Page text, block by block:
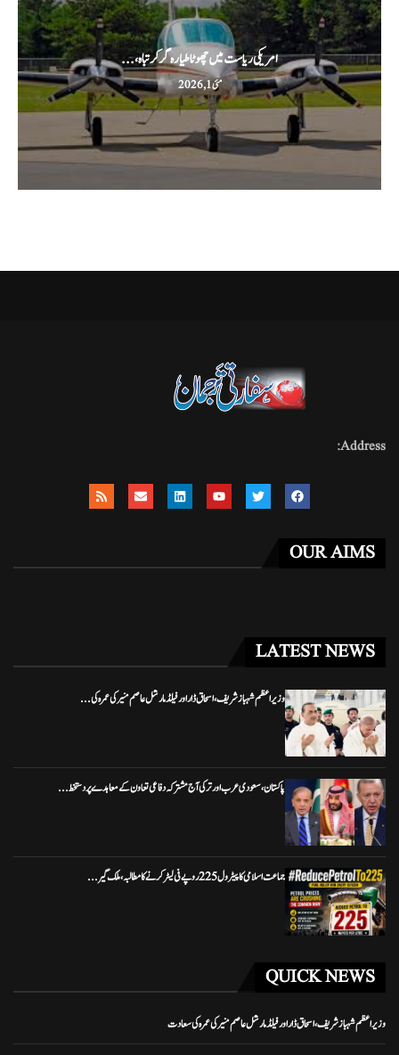
امریکی ریاست میں چھوٹا طیارہ گر کر تباہ،...
مئی 1, 2026
Address:
OUR AIMS
LATEST NEWS
وزیراعظم شہباز شریف، اسحاق ڈار اور فیلڈ مارشل عاصم منیر کی عمرہ کی...
پاکستان، سعودی عرب اور ترکی آج مشترکہ دفاعی تعاون کے معاہدے پر دستخط...
جماعت اسلامی کا پیٹرول 225 روپے فی لیٹر کرنے کا مطالبہ، ملک گیر...
QUICK NEWS
وزیراعظم شہباز شریف، اسحاق ڈار اور فیلڈ مارشل عاصم منیر کی عمرہ کی سعادت